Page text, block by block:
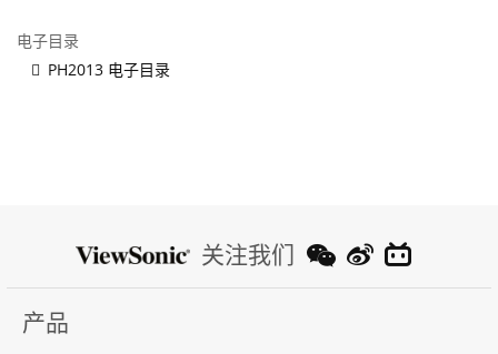
电子目录
PH2013 电子目录
关注我们
产品